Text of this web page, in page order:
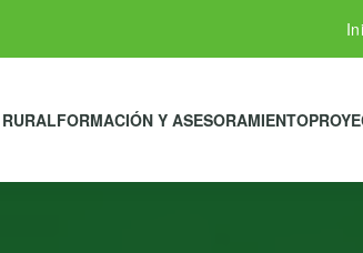
FORMACIÓN Y ASESORAMIENTO